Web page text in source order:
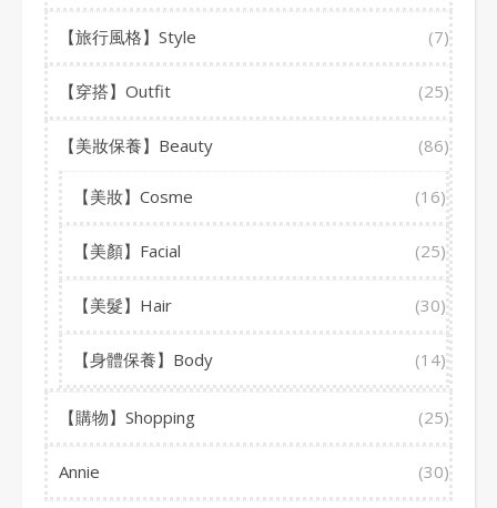
【旅行風格】Style (7)
【穿搭】Outfit (25)
【美妝保養】Beauty (86)
【美妝】Cosme (16)
【美顏】Facial (25)
【美髮】Hair (30)
【身體保養】Body (14)
【購物】Shopping (25)
Annie (30)